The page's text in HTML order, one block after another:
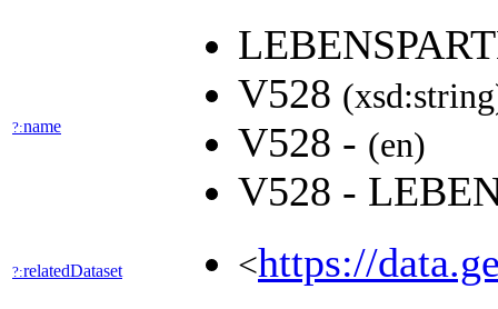
?:name
V528
V528 - (en)
V528 -
?:relatedDataset <https://